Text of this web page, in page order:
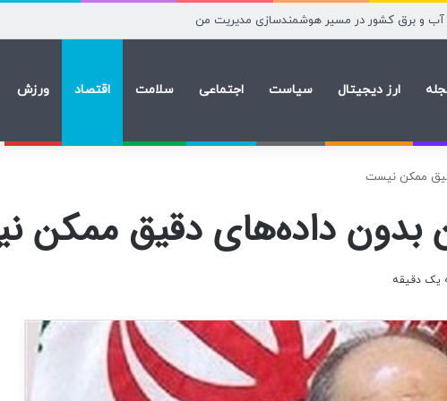
سخت نیست؛ دولت گزارش دهد
ارز دیجیتال سیاست اجتماعی سلامت اقتصاد ورزش
ممکن نیست
بدون داده‌های دقیق ممکن
یک دقیقه